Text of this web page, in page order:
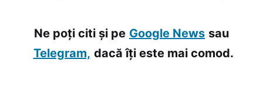
Ne poți citi și pe Google News sau
Telegram, dacă îți este mai comod.